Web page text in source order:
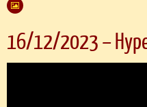
16/12/2023 –